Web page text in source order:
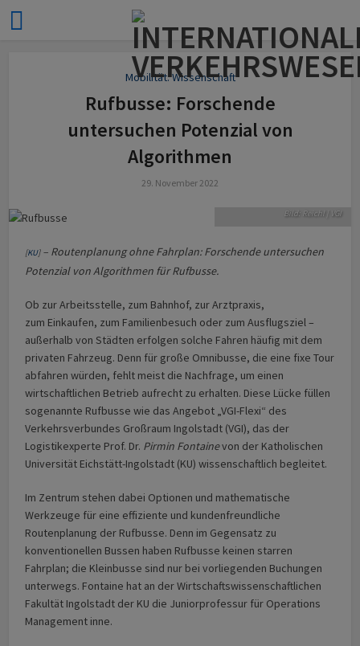
Mobilität: Wissenschaft
Rufbusse: Forschende
untersuchen Potenzial von
Algorithmen
29. November 2022
Bild: Reichl | VGI
[KU]– Routenplanung ohne Fahrplan: Forschende untersuchen
Potenzial von Algorithmen für Rufbusse.
Ob zur Arbeitsstelle, zum Bahnhof, zur Arztpraxis,
zum Einkaufen, zum Familienbesuch oder zum Ausflugsziel –
außerhalb von Städten erfolgen solche Fahren häufig mit dem
privaten Fahrzeug. Denn für große Omnibusse, die eine fixe Tour
abfahren würden, fehlt meist die Nachfrage, um einen
wirtschaftlichen Betrieb aufrecht zu erhalten. Diese Lücke füllen
sogenannte Rufbusse wie das Angebot „VGI-Flexi“ des
Verkehrsverbundes Großraum Ingolstadt (VGI), das der
Logistikexperte Prof. Dr. Pirmin Fontainevon der Katholischen
Universität Eichstätt-Ingolstadt (KU) wissenschaftlich begleitet.
Im Zentrum stehen dabei Optionen und mathematische
Werkzeuge für eine effiziente und kundenfreundliche
Routenplanung der Rufbusse. Denn im Gegensatz zu
konventionellen Bussen haben Rufbusse keinen starren
Fahrplan; die Kleinbusse sind nur bei vorliegenden Buchungen
unterwegs. Fontaine hat an der Wirtschafts­wissenschaft­lichen
Fakultät Ingolstadt der KU die Juniorprofessur für Operations
Management inne.